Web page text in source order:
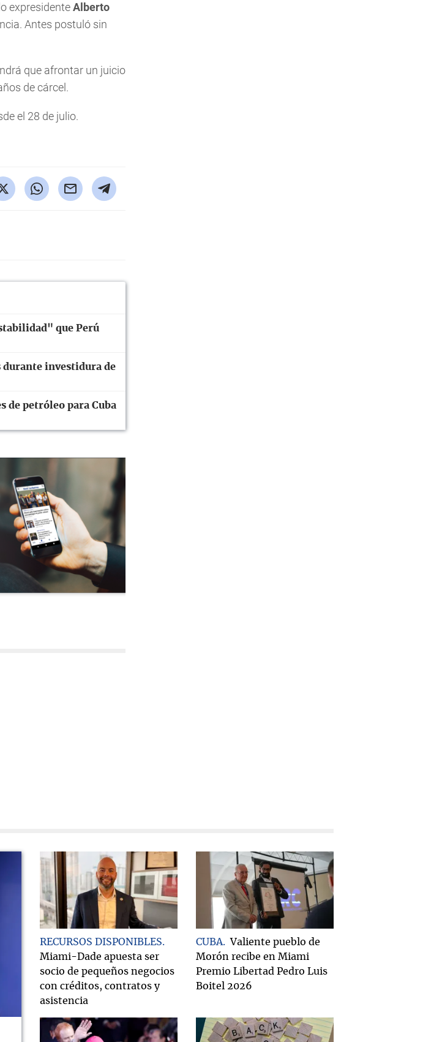
expresidenteAlberto
Antes postuló sin
que afrontar un juicio
de cárcel.
el 28 de julio.
que Perú
durante investidura de
de petróleo para Cuba
RECURSOS DISPONIBLES
Miami-Dade apuesta ser
socio de pequeños negocios
con créditos, contratos y
asistencia
CUBA
Valiente pueblo de
Morón recibe en Miami
Premio Libertad Pedro Luis
Boitel 2026